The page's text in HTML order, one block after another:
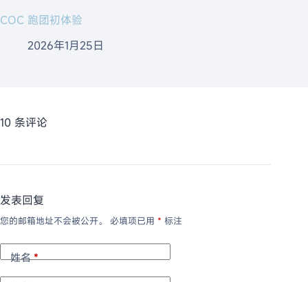
COC 跑团初体验
2026年1月25日
10 条评论
发表回复
您的邮箱地址不会被公开。 必填项已用 * 标注
姓名*